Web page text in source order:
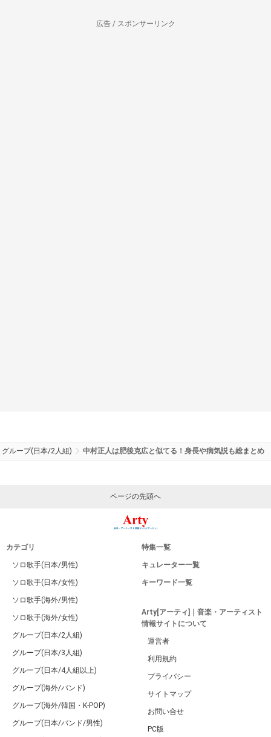
広告 / スポンサーリンク
グループ(日本/2人組) 中村正人は肥後克広と似てる！身長や病気説も総まとめ
ページの先頭へ
カテゴリ
ソロ歌手(日本/男性)
ソロ歌手(日本/女性)
ソロ歌手(海外/男性)
ソロ歌手(海外/女性)
グループ(日本/2人組)
グループ(日本/3人組)
グループ(日本/4人組以上)
グループ(海外/バンド)
グループ(海外/韓国・K-POP)
グループ(日本/バンド/男性)
特集一覧
キュレーター一覧
キーワード一覧
Arty[アーティ]｜音楽・アーティスト
情報サイトについて
運営者
利用規約
プライバシー
サイトマップ
お問い合せ
PC版